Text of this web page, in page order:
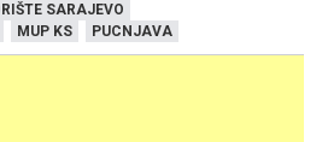
SARAJEVO
MUP KS PUCNJAVA